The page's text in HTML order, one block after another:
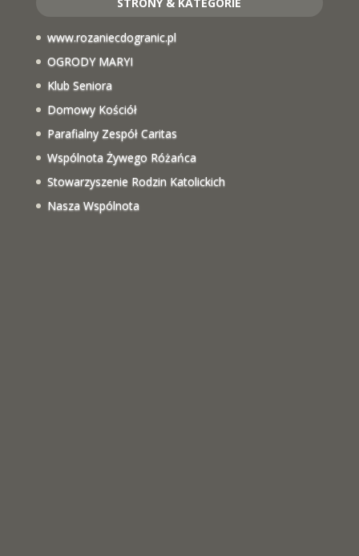
www.rozaniecdogranic.pl
OGRODY MARYI
Klub Seniora
Domowy Kościół
Parafialny Zespół Caritas
Wspólnota Żywego Różańca
Stowarzyszenie Rodzin Katolickich
Nasza Wspólnota